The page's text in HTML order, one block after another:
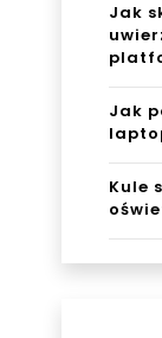
Jak
Jak
Kule